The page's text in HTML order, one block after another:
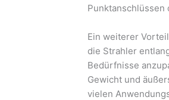
Punktanschlüssen
Ein weiterer
die Strahler
Bedürfnisse
Gewicht und
vielen